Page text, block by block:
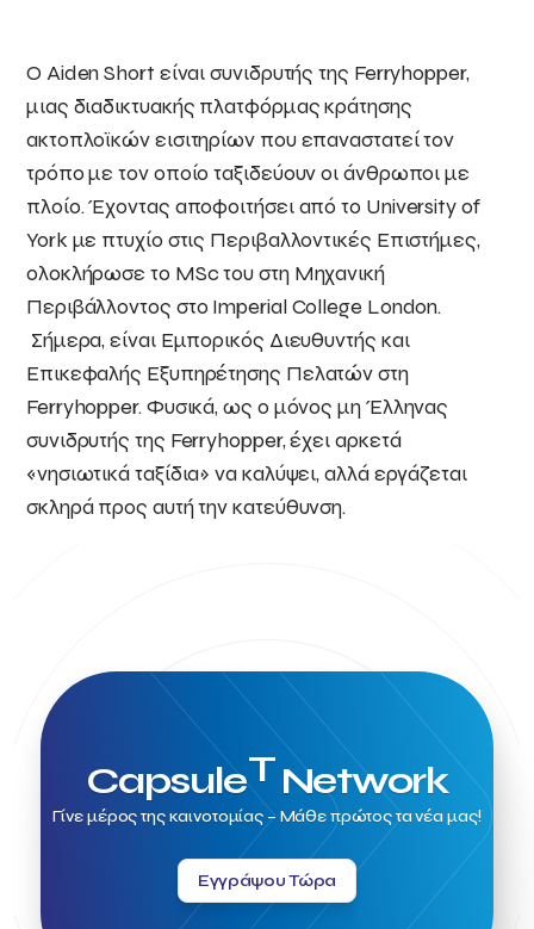
Ο Aiden Short είναι συνιδρυτής της Ferryhopper,
μιας διαδικτυακής πλατφόρμας κράτησης
ακτοπλοϊκών εισιτηρίων που επαναστατεί τον
τρόπο με τον οποίο ταξιδεύουν οι άνθρωποι με
πλοίο. Έχοντας αποφοιτήσει από το University of
York με πτυχίο στις Περιβαλλοντικές Επιστήμες,
ολοκλήρωσε το MSc του στη Μηχανική
Περιβάλλοντος στο Imperial College London.
Σήμερα, είναι Εμπορικός Διευθυντής και
Επικεφαλής Εξυπηρέτησης Πελατών στη
Ferryhopper. Φυσικά, ως ο μόνος μη Έλληνας
συνιδρυτής της Ferryhopper, έχει αρκετά
«νησιωτικά ταξίδια» να καλύψει, αλλά εργάζεται
σκληρά προς αυτή την κατεύθυνση.
CapsuleTNetwork
Γίνε μέρος της καινοτομίας – Μάθε πρώτος τα νέα μας!
Εγγράψου Τώρα